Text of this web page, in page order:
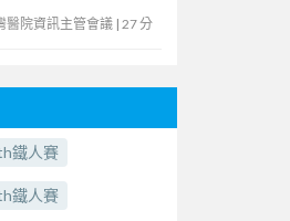
動能
醫院資訊主管會議 | 27 分
鐵人賽
鐵人賽